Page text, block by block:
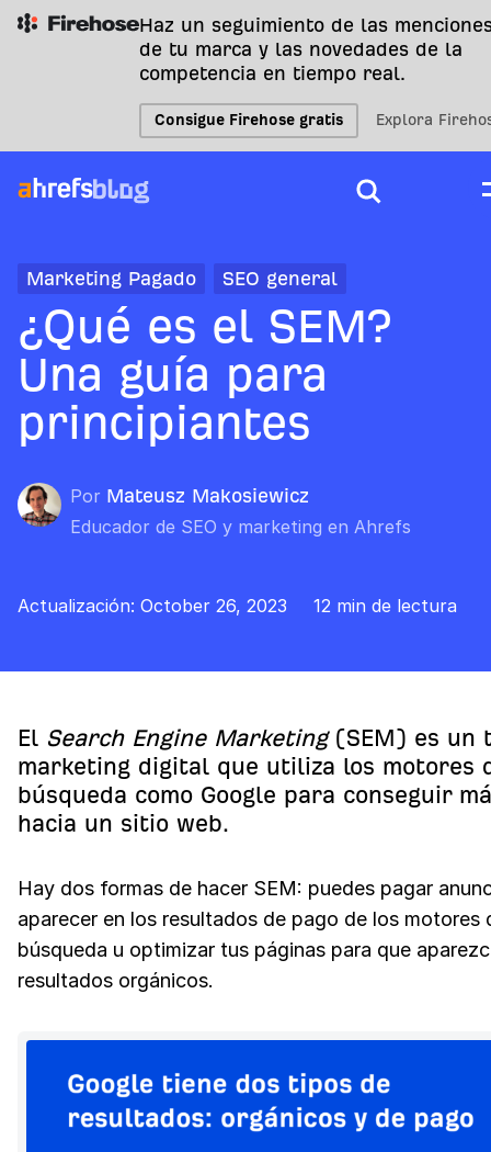
Haz un seguimiento de las
de tu marca y las novedades de la
competencia en tiempo real.
Consigue Firehose gratis Explora
Marketing Pagado SEO general
¿Qué es el SEM?
Una guía para
principiantes
Por Mateusz Makosiewicz
Educador de SEO y marketing en Ahrefs
Actualización: October 26, 2023 12 min de lectura
El Search Engine Marketing(SEM) es un
marketing digital que utiliza los motores
búsqueda como Google para conseguir
hacia un sitio web.
Hay dos formas de hacer SEM: puedes pagar
aparecer en los resultados de pago de los motores
búsqueda u optimizar tus páginas para que
resultados orgánicos.